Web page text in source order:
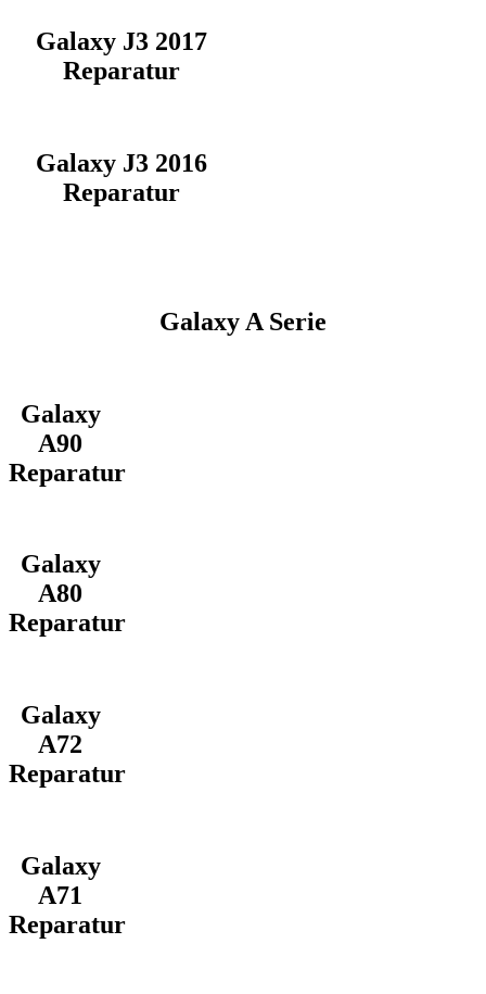
Galaxy J3 2017
Reparatur
Galaxy J3 2016
Reparatur
Galaxy A Serie
Galaxy
A90
Reparatur
Galaxy
A80
Reparatur
Galaxy
A72
Reparatur
Galaxy
A71
Reparatur